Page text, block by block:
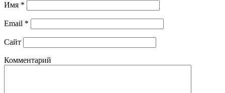
Имя *
Email *
Сайт
Комментарий